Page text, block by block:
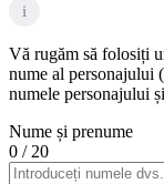
i
Vă rugăm să folosiți
nume al personajului
numele personajului
Nume și prenume
0 / 20